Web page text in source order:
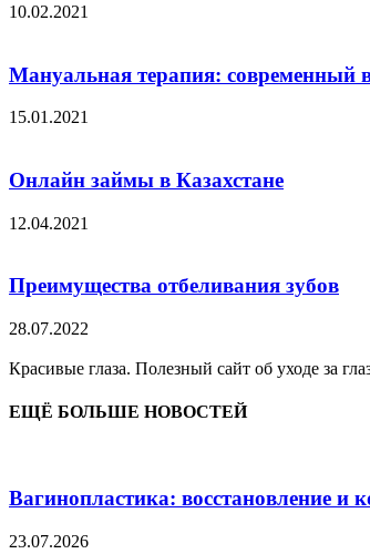
10.02.2021
Мануальная терапия: современный
15.01.2021
Онлайн займы в Казахстане
12.04.2021
Преимущества отбеливания зубов
28.07.2022
Красивые глаза. Полезный сайт об уходе за
ЕЩЁ БОЛЬШЕ НОВОСТЕЙ
Вагинопластика: восстановление и
23.07.2026